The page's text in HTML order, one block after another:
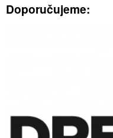
Doporučujeme: